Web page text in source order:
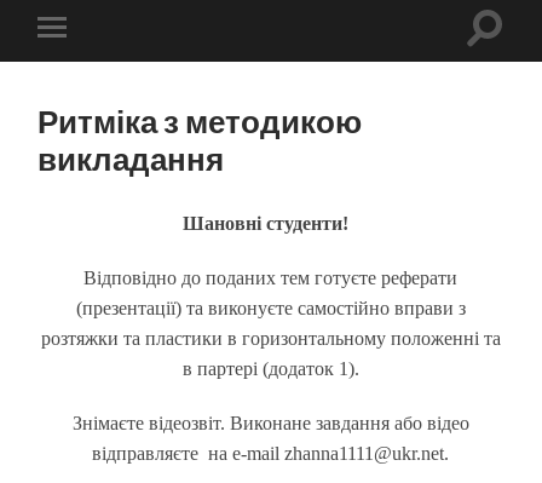
Перемкнути
мобільне
Ритміка з методикою
викладання
Шановні студенти!
Відповідно до поданих тем готуєте реферати
(презентації) та виконуєте самостійно вправи з
розтяжки та пластики в горизонтальному положенні та
в партері (додаток 1).
Знімаєте відеозвіт. Виконане завдання або відео
відправляєте на е-mail zhanna1111@ukr.net.